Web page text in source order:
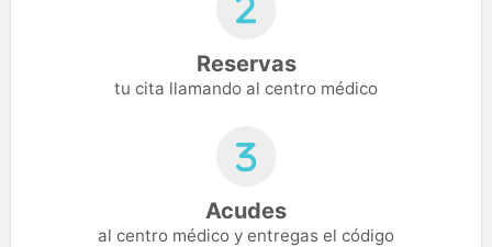
Reservas
tu cita llamando al centro médico
Acudes
al centro médico y entregas el código